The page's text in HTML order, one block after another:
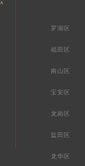
罗湖区
福田区
南山区
宝安区
龙岗区
盐田区
龙华区